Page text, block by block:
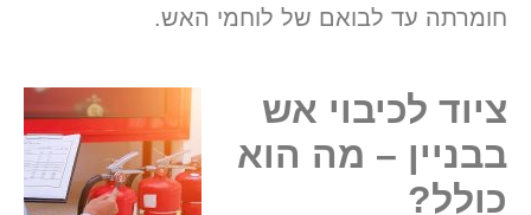
חומרתה עד לבואם של לוחמי האש.
ציוד לכיבוי אש
בבניין – מה הוא
כולל?